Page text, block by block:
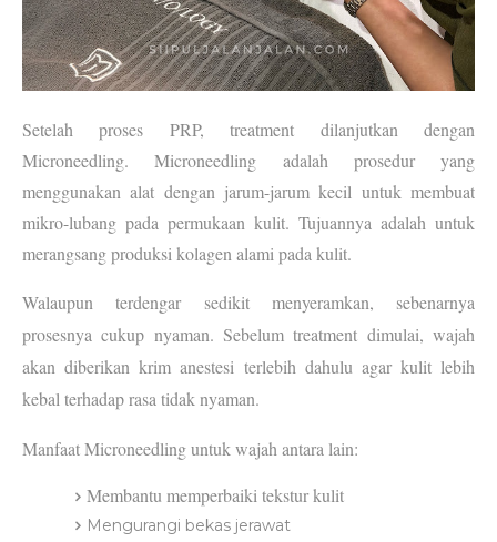
Microneedling. Microneedling adalah prosedur yang
menggunakan alat dengan jarum-jarum kecil untuk membuat
mikro-lubang pada permukaan kulit. Tujuannya adalah untuk
merangsang produksi kolagen alami pada kulit.
Walaupun terdengar sedikit menyeramkan, sebenarnya
prosesnya cukup nyaman. Sebelum treatment dimulai, wajah
akan diberikan krim anestesi terlebih dahulu agar kulit lebih
kebal terhadap rasa tidak nyaman.
Manfaat Microneedling untuk wajah antara lain:
Membantu memperbaiki tekstur kulit
Mengurangi bekas jerawat